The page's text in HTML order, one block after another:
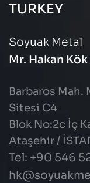
TURKEY
Soyuak Metal
Mr. Hakan
Barbaros Mah.
Sitesi C4
Blok No:2c İç
Ataşehir /
Tel: +90 546